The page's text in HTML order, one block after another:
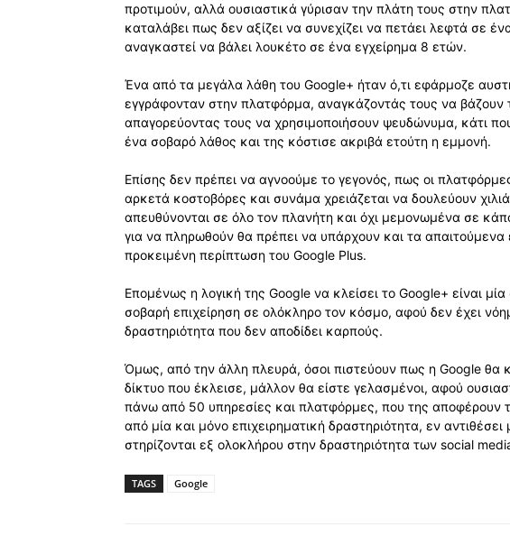
προτιμούν, αλλά ουσιαστικά γύρισαν την πλάτη τους στην
καταλάβει πως δεν αξίζει να συνεχίζει να πετάει λεφτά σε
αναγκαστεί να βάλει λουκέτο σε ένα εγχείρημα 8 ετών.
Ένα από τα μεγάλα λάθη του Google+ ήταν ό,τι εφάρμοζε
εγγράφονταν στην πλατφόρμα, αναγκάζοντάς τους να βάζουν
απαγορεύοντας τους να χρησιμοποιήσουν ψευδώνυμα, κάτι
ένα σοβαρό λάθος και της κόστισε ακριβά ετούτη η εμμονή.
Επίσης δεν πρέπει να αγνοούμε το γεγονός, πως οι
αρκετά κοστοβόρες και συνάμα χρειάζεται να δουλεύουν
απευθύνονται σε όλο τον πλανήτη και όχι μεμονωμένα σε
για να πληρωθούν θα πρέπει να υπάρχουν και τα
προκειμένη περίπτωση του Google Plus.
Επομένως η λογική της Google να κλείσει το Google+ είναι
σοβαρή επιχείρηση σε ολόκληρο τον κόσμο, αφού δεν έχει
δραστηριότητα που δεν αποδίδει καρπούς.
Όμως, από την άλλη πλευρά, όσοι πιστεύουν πως η Google θα
δίκτυο που έκλεισε, μάλλον θα είστε γελασμένοι, αφού
πάνω από 50 υπηρεσίες και πλατφόρμες, που της αποφέρουν
από μία και μόνο επιχειρηματική δραστηριότητα, εν
στηρίζονται εξ ολοκλήρου στην δραστηριότητα των social
TAGS Google